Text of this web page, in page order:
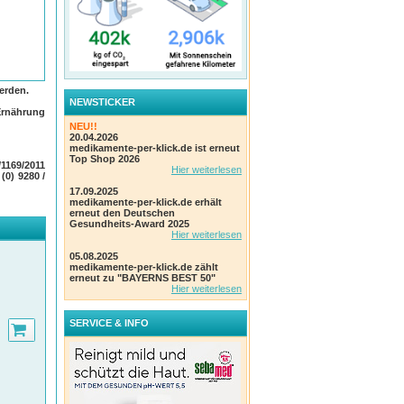
für
in die
2011
(0) 9280 /
NEWSTICKER
NEU!!
20.04.2026
medikamente-per-klick.de ist erneut
Top Shop 2026
Hier weiterlesen
17.09.2025
medikamente-per-klick.de erhält
erneut den Deutschen
Gesundheits-Award 2025
Hier weiterlesen
05.08.2025
medikamente-per-klick.de zählt
erneut zu "BAYERNS BEST 50"
Hier weiterlesen
SERVICE & INFO